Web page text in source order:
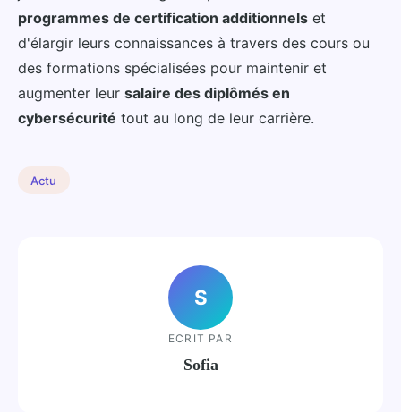
programmes de certification additionnels et
d'élargir leurs connaissances à travers des cours ou
des formations spécialisées pour maintenir et
augmenter leur salaire des diplômés en
cybersécurité tout au long de leur carrière.
Actu
S
ECRIT PAR
Sofia